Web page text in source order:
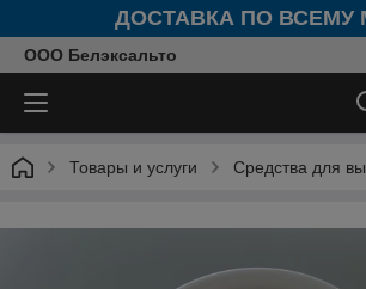
ДОСТАВКА ПО ВСЕМУ
ООО Белэксальто
Товары и услуги Средства для